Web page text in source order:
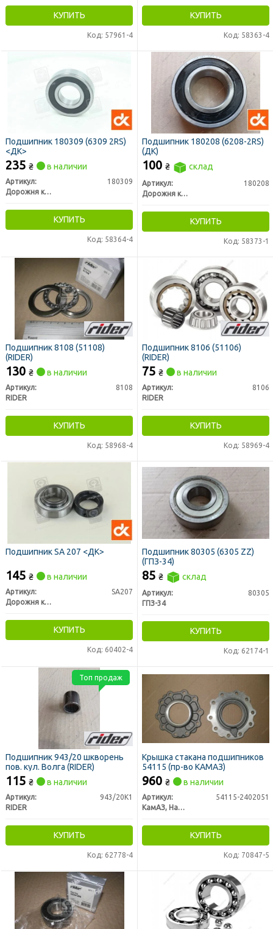
КУПИТЬ
Код: 57961-4
КУПИТЬ
Код: 58363-4
Подшипник 180309 (6309 2RS)
<ДК>
235 ₴ в наличии
Артикул:
180309
Дорожня карта
КУПИТЬ
Код: 58364-4
Подшипник 180208 (6208-2RS)
(ДК)
100 ₴ склад
Артикул:
180208
Дорожня карта
КУПИТЬ
Код: 58373-1
Подшипник 8108 (51108)
(RIDER)
130 ₴ в наличии
Артикул:
8108
RIDER
КУПИТЬ
Код: 58968-4
Подшипник 8106 (51106)
(RIDER)
75 ₴ в наличии
Артикул:
8106
RIDER
КУПИТЬ
Код: 58969-4
Подшипник SA 207 <ДК>
145 ₴ в наличии
Артикул:
SA207
Дорожня карта
КУПИТЬ
Код: 60402-4
Подшипник 80305 (6305 ZZ)
(ГПЗ-34)
85 ₴ склад
Артикул:
80305
ГПЗ-34
КУПИТЬ
Код: 62174-1
Подшипник 943/20 шкворень
пов. кул. Волга (RIDER)
115 ₴ в наличии
Артикул:
943/20К1
RIDER
КУПИТЬ
Код: 62778-4
Топ продаж
Крышка стакана подшипников
54115 (пр-во КАМАЗ)
960 ₴ в наличии
Артикул:
54115-2402051
КамАЗ, Набережные Челны
КУПИТЬ
Код: 70847-5